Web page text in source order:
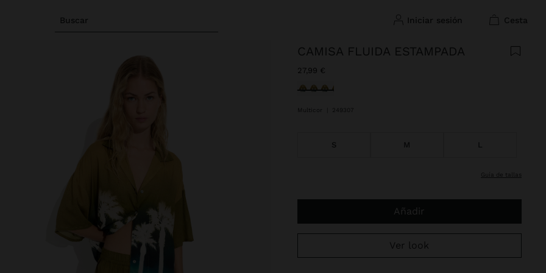
Buscar iniciar sesión cesta
CAMISA FLUIDA ESTAMPADA
27,99 €
Seleccionado
Multicor 249307
S M L
guía de tallas
Añadir
Ver look